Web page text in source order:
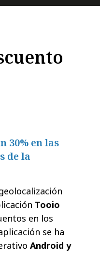
30% en las
de la
Tooio
en los
se ha
Android y